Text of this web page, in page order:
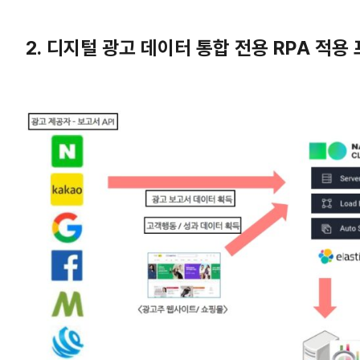
2. 디지털 광고 데이터 통합 전용 RPA 적용